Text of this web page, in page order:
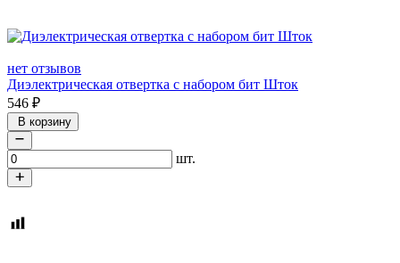
нет отзывов
Диэлектрическая отвертка с набором бит Шток
546 ₽
В корзину
шт.